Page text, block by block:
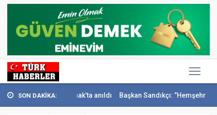
SON DAKİKA:
Sivri Konak’ta anıldı Başkan Sandıkçı: ”Hemşehrilerimizle